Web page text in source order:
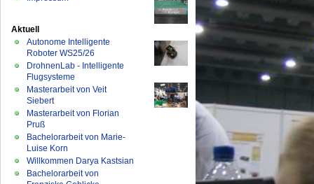
Aktuell
Autonome Intelligente
Roboter WS25/26
DrohnenLab - Intelligente
Flugsysteme
Masterarbeit von Veit
Siebert
Masterarbeit von Florian
Pruß
Bachelorarbeit von Marie-
Luise Korn
Willkommen Darya Kastsian
Bachelorarbeit von